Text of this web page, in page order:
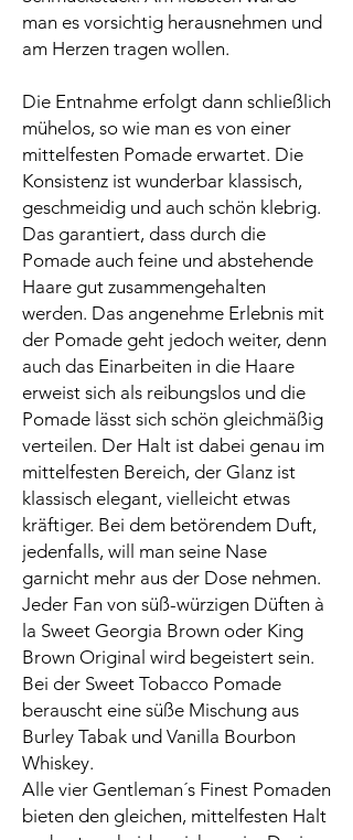
man es vorsichtig herausnehmen und
am Herzen tragen wollen.
Die Entnahme erfolgt dann schließlich
mühelos, so wie man es von einer
mittelfesten Pomade erwartet. Die
Konsistenz ist wunderbar klassisch,
geschmeidig und auch schön klebrig.
Das garantiert, dass durch die
Pomade auch feine und abstehende
Haare gut zusammengehalten
werden. Das angenehme Erlebnis mit
der Pomade geht jedoch weiter, denn
auch das Einarbeiten in die Haare
erweist sich als reibungslos und die
Pomade lässt sich schön gleichmäßig
verteilen. Der Halt ist dabei genau im
mittelfesten Bereich, der Glanz ist
klassisch elegant, vielleicht etwas
kräftiger. Bei dem betörendem Duft,
jedenfalls, will man seine Nase
garnicht mehr aus der Dose nehmen.
Jeder Fan von süß-würzigen Düften à
la Sweet Georgia Brown oder King
Brown Original wird begeistert sein.
Bei der Sweet Tobacco Pomade
berauscht eine süße Mischung aus
Burley Tabak und Vanilla Bourbon
Whiskey.
Alle vier Gentleman´s Finest Pomaden
bieten den gleichen, mittelfesten Halt